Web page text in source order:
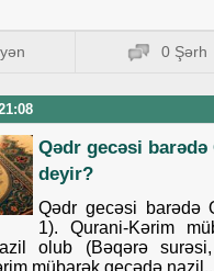
0 Şərh
Qədr gecəsi barədə
deyir?
Qədr gecəsi barədə
1). Qurani-Kərim
olub (Bəqərə